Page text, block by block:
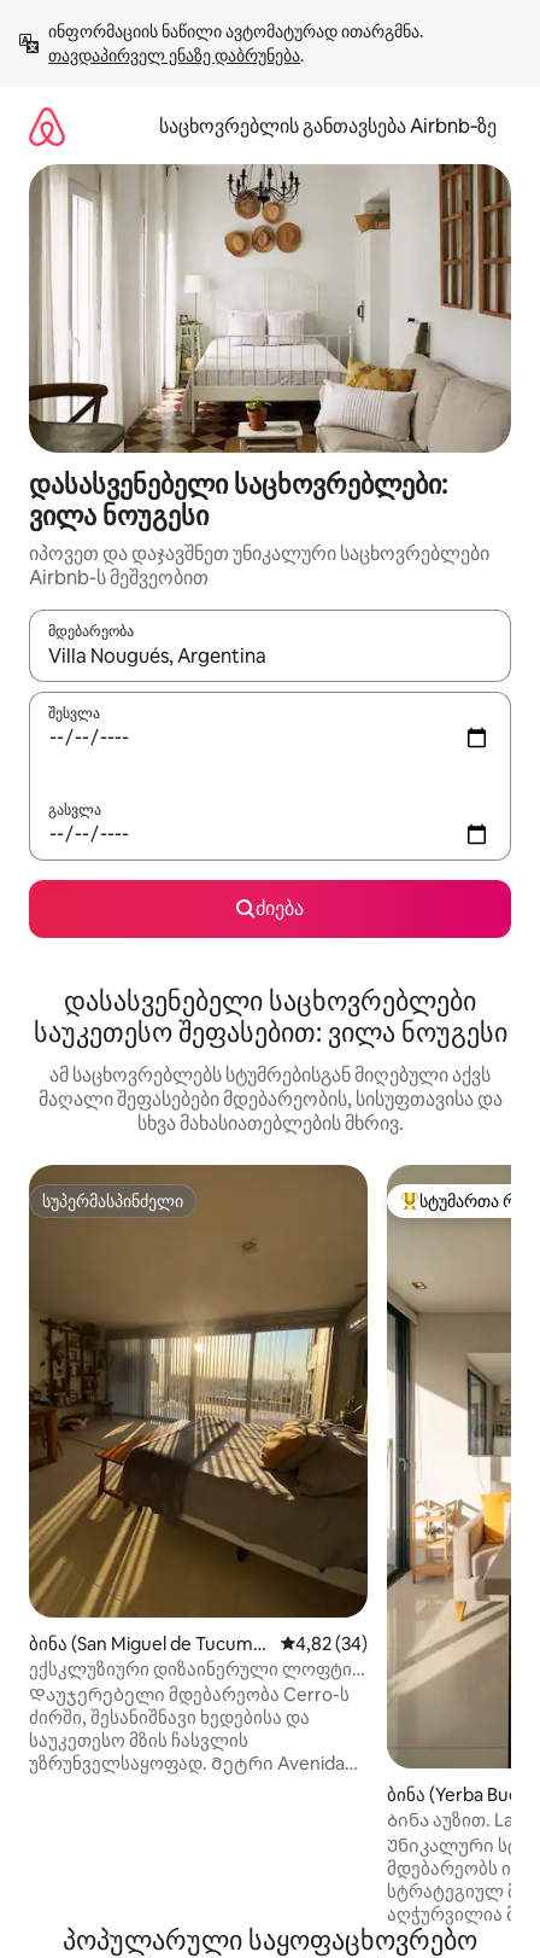
გადასვლა
თავდაპირველ ენაზე დაბრუნება.
საცხოვრებლის განთავსება Airbnb‑ზე
დასასვენებელი საცხოვრებლები:
ვილა ნოუგესი
იპოვეთ და დაჯავშნეთ უნიკალური საცხოვრებლები
Airbnb-ს მეშვეობით
მდებარეობა
როცა შედეგები ხელმისაწვდომი გახდება, ნავიგაციისთვის
შესვლა
გასვლა
ძიება
დასასვენებელი საცხოვრებლები
საუკეთესო შეფასებით: ვილა ნოუგესი
ამ საცხოვრებლებს სტუმრებისგან მიღებული აქვს
მაღალი შეფასებები მდებარეობის, სისუფთავისა და
სხვა მახასიათებლების მხრივ.
სუპერმასპინძელი
სუპერმასპინძელი
ბინა (San Miguel de Tucumá
n)
საშუალო შეფასებაა 5‑დან
4,82 (34)
ექსკლუზიური დიზაინერული ლოფტი
ქალაქის ხედებით
Დაუჯერებელი მდებარეობა Cerro-ს
ძირში, შესანიშნავი ხედებისა და
საუკეთესო მზის ჩასვლის
უზრუნველსაყოფად. Მეტრი Avenida
და მშვიდი სივრცის შესაქმნელად,
იდეალური დიზაინით წერისთვის,
სტუმართა
სტუმართა
ბინა (Yerba
Ბინა აუზით. La
Უნიკალური
მდებარეობს
სტრატეგიულ
აღჭურვილია
ავეჯითა და
პოპულარული საყოფაცხოვრებო